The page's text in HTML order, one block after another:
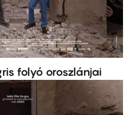
folyó oroszlánjai